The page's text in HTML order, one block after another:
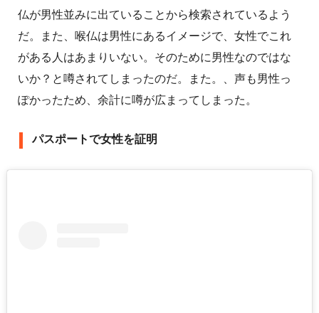
仏が男性並みに出ていることから検索されているよう
だ。また、喉仏は男性にあるイメージで、女性でこれ
がある人はあまりいない。そのために男性なのではな
いか？と噂されてしまったのだ。また。、声も男性っ
ぽかったため、余計に噂が広まってしまった。
パスポートで女性を証明